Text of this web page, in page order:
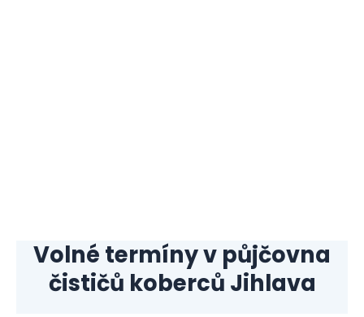
Volné termíny v půjčovna
čističů koberců Jihlava